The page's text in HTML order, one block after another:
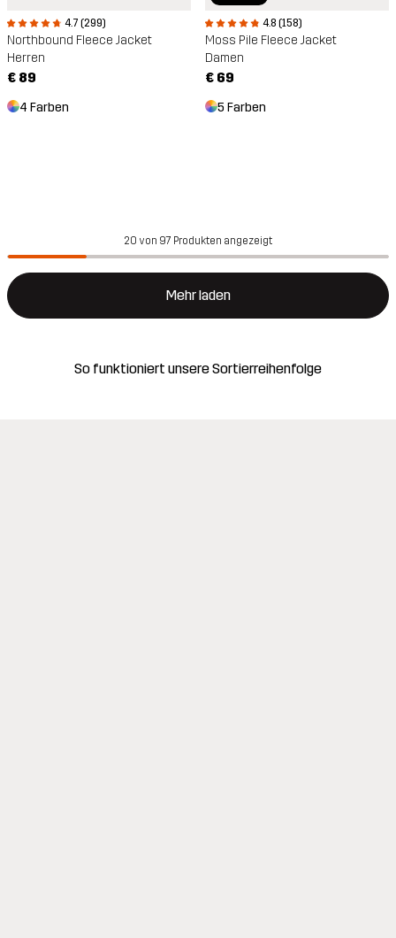
4.7 (299)
Northbound Fleece Jacket
Herren
€ 89
4 Farben
4.8 (158)
Moss Pile Fleece Jacket
Damen
€ 69
5 Farben
20 von 97 Produkten angezeigt
Mehr laden
So funktioniert unsere Sortierreihenfolge